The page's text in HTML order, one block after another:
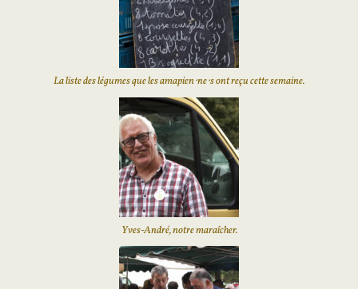
La liste des légumes que les amapien⋅ne⋅s ont reçu cette semaine.
Yves-André, notre maraîcher.